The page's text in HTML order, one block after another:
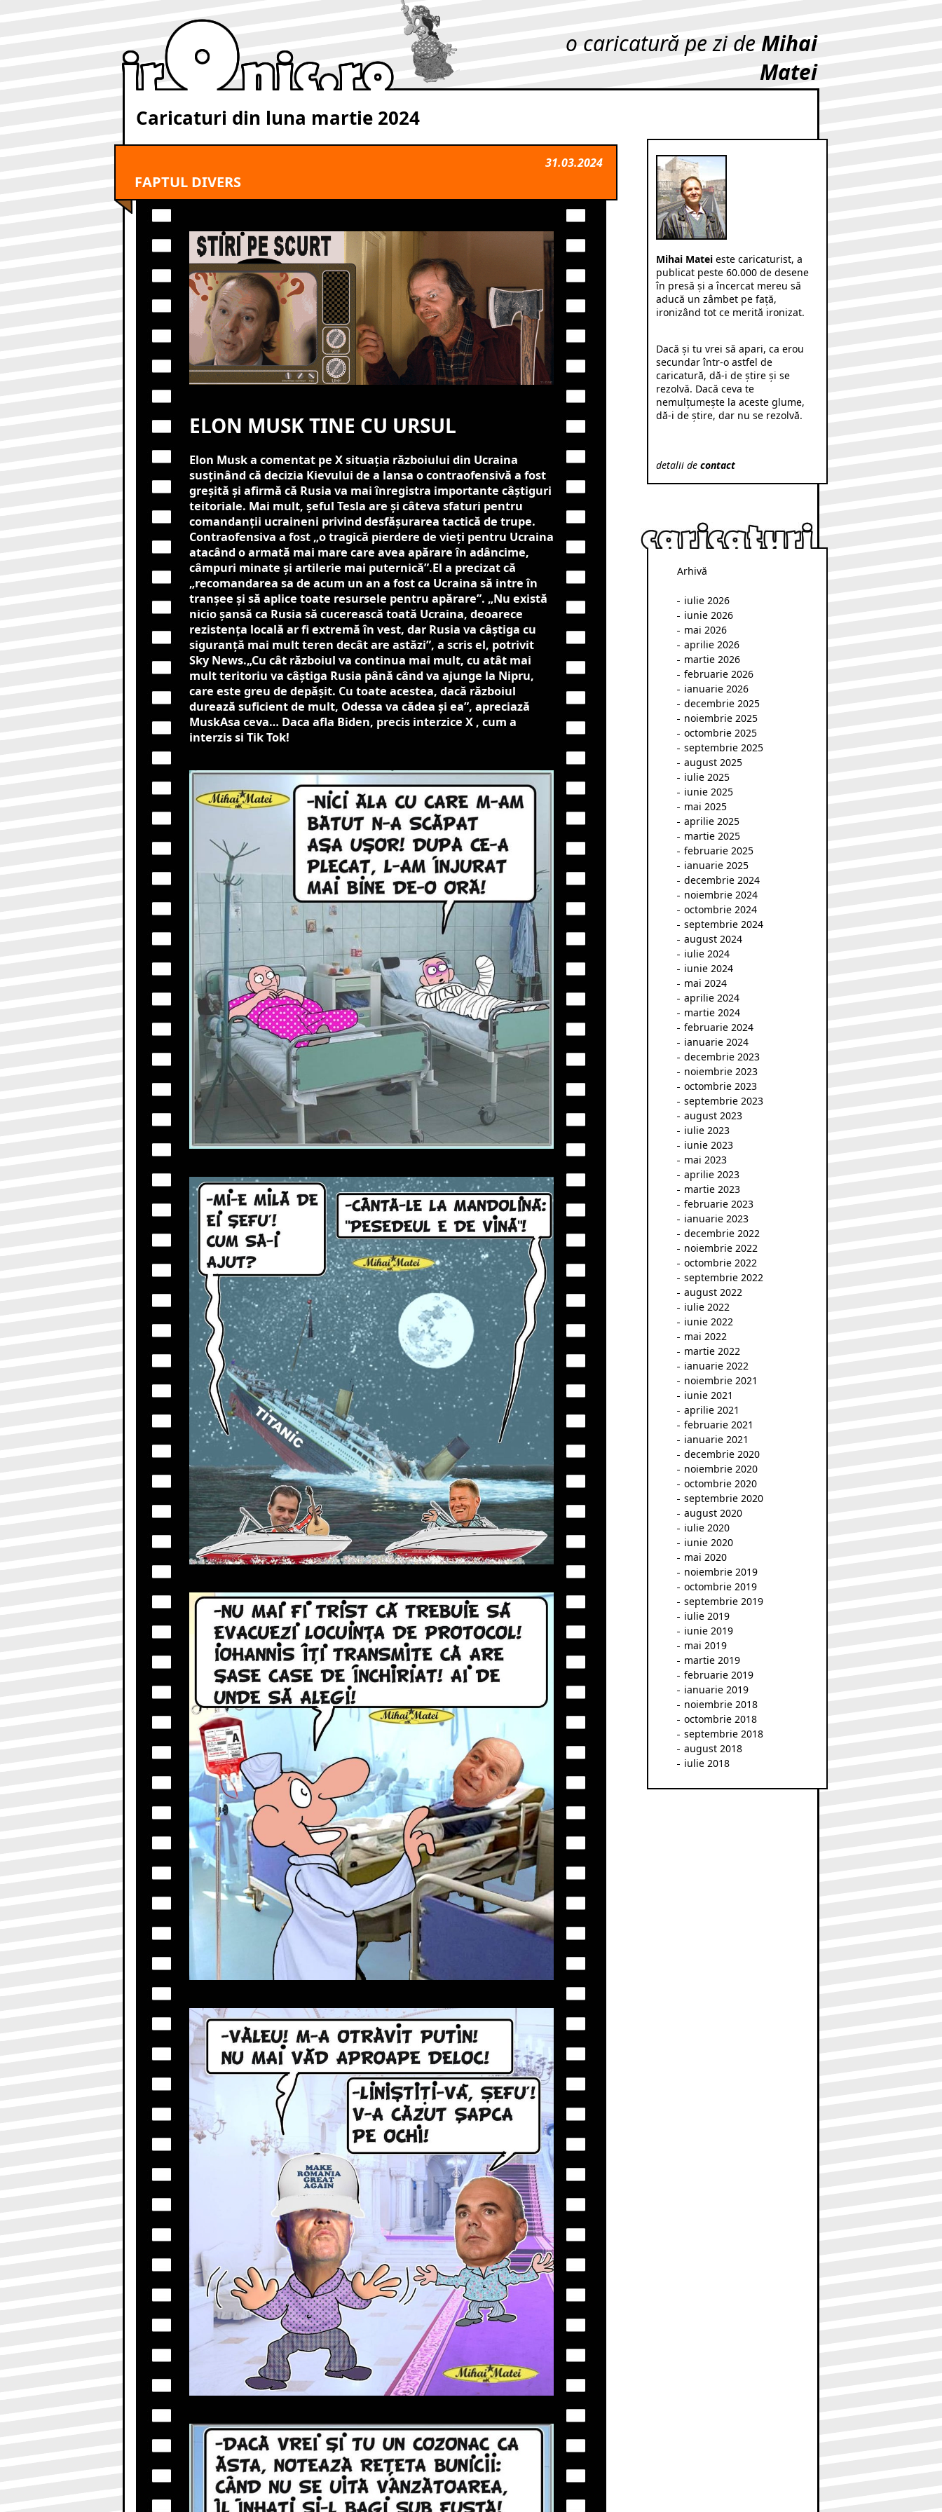
o caricatură pe zi deMihai
Matei
Caricaturi din luna martie 2024
31.03.2024
FAPTUL DIVERS
ELON MUSK TINE CU URSUL
Elon Musk a comentat pe X situația războiului din Ucraina
susținând că decizia Kievului de a lansa o contraofensivă a fost
greșită și afirmă că Rusia va mai înregistra importante câștiguri
teitoriale. Mai mult, șeful Tesla are și câteva sfaturi pentru
comandanții ucraineni privind desfășurarea tactică de trupe.
Contraofensiva a fost „o tragică pierdere de vieți pentru Ucraina
atacând o armată mai mare care avea apărare în adâncime,
câmpuri minate și artilerie mai puternică”.El a precizat că
„recomandarea sa de acum un an a fost ca Ucraina să intre în
tranșee și să aplice toate resursele pentru apărare”. „Nu există
nicio șansă ca Rusia să cucerească toată Ucraina, deoarece
rezistența locală ar fi extremă în vest, dar Rusia va câștiga cu
siguranță mai mult teren decât are astăzi”, a scris el, potrivit
Sky News.„Cu cât războiul va continua mai mult, cu atât mai
mult teritoriu va câștiga Rusia până când va ajunge la Nipru,
care este greu de depășit. Cu toate acestea, dacă războiul
durează suficient de mult, Odessa va cădea și ea”, apreciază
MuskAsa ceva… Daca afla Biden, precis interzice X , cum a
interzis si Tik Tok!
Mihai Matei este caricaturist, a
publicat peste 60.000 de desene
în presă şi a încercat mereu să
aducă un zâmbet pe faţă,
ironizând tot ce merită ironizat.
Dacă şi tu vrei să apari, ca erou
secundar într-o astfel de
caricatură, dă-i de ştire şi se
rezolvă. Dacă ceva te
nemulţumeşte la aceste glume,
dă-i de ştire, dar nu se rezolvă.
detalii de contact
Arhivă
iulie 2026
iunie 2026
mai 2026
aprilie 2026
martie 2026
februarie 2026
ianuarie 2026
decembrie 2025
noiembrie 2025
octombrie 2025
septembrie 2025
august 2025
iulie 2025
iunie 2025
mai 2025
aprilie 2025
martie 2025
februarie 2025
ianuarie 2025
decembrie 2024
noiembrie 2024
octombrie 2024
septembrie 2024
august 2024
iulie 2024
iunie 2024
mai 2024
aprilie 2024
martie 2024
februarie 2024
ianuarie 2024
decembrie 2023
noiembrie 2023
octombrie 2023
septembrie 2023
august 2023
iulie 2023
iunie 2023
mai 2023
aprilie 2023
martie 2023
februarie 2023
ianuarie 2023
decembrie 2022
noiembrie 2022
octombrie 2022
septembrie 2022
august 2022
iulie 2022
iunie 2022
mai 2022
martie 2022
ianuarie 2022
noiembrie 2021
iunie 2021
aprilie 2021
februarie 2021
ianuarie 2021
decembrie 2020
noiembrie 2020
octombrie 2020
septembrie 2020
august 2020
iulie 2020
iunie 2020
mai 2020
noiembrie 2019
octombrie 2019
septembrie 2019
iulie 2019
iunie 2019
mai 2019
martie 2019
februarie 2019
ianuarie 2019
noiembrie 2018
octombrie 2018
septembrie 2018
august 2018
iulie 2018